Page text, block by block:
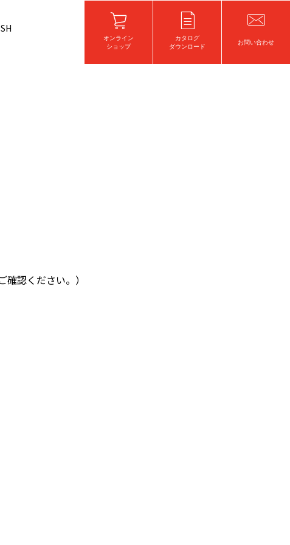
オンライン
ショップ
カタログ
ダウンロード
お問い合わせ
認ください。）